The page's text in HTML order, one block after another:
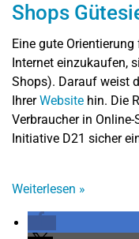
Shops
Eine gute
Internet einzukaufen,
Shops). Darauf weist
IhrerWebsite hin. Die
Verbraucher in
Initiative D21 sicher
Weiterlesen »